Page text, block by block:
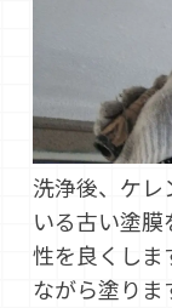
洗浄後、ケレ
いる古い塗
性を良くしま
ながら塗りま